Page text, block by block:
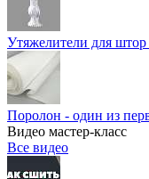
Утяжелители для штор
Поролон - один из
Видео мастер-класс
Все видео